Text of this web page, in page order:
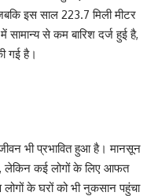
इस साल 223.7 मिली मीटर
सामान्य से कम बारिश दर्ज हुई है,
गई है।
भी प्रभावित हुआ है। मानसून
कई लोगों के लिए आफत
के घरों को भी नुकसान पहुंचा